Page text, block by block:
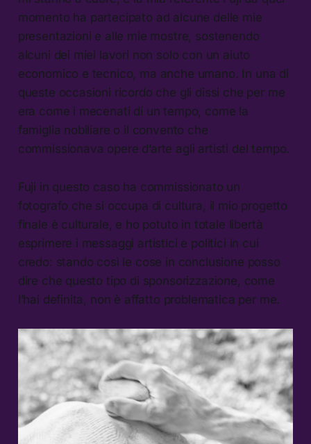
momento ha partecipato ad alcune delle mie
presentazioni e alle mie mostre, sostenendo
alcuni dei miei lavori non solo con un aiuto
economico e tecnico, ma anche umano. In una di
queste occasioni ricordo che gli dissi che per me
era come i mecenati di un tempo, come la
famiglia nobiliare o il convento che
commissionava opere d’arte agli artisti del tempo.
Fuji in questo caso ha commissionato un
fotografo che si occupa di cultura, il mio progetto
finale è culturale, e ho potuto in totale libertà
esprimere i messaggi artistici e politici in cui
credo: stando così le cose in conclusione posso
dire che questo tipo di sponsorizzazione, come
l’hai definita, non è affatto problematica per me.